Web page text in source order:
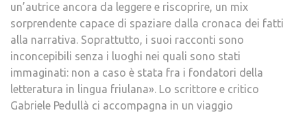
un’autrice ancora da leggere e riscoprire, un mix
sorprendente capace di spaziare dalla cronaca dei fatti
alla narrativa. Soprattutto, i suoi racconti sono
inconcepibili senza i luoghi nei quali sono stati
immaginati: non a caso è stata fra i fondatori della
letteratura in lingua friulana». Lo scrittore e critico
Gabriele Pedullà ci accompagna in un viaggio